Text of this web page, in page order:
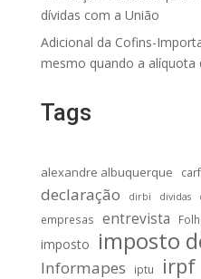
dívidas com a União
Adicional da Cofins-
mesmo quando a alíquota
Tags
alexandre albuquerque carf
declaração dirbi dividas
empresas entrevista
imposto imposto
Informapes iptu irpf